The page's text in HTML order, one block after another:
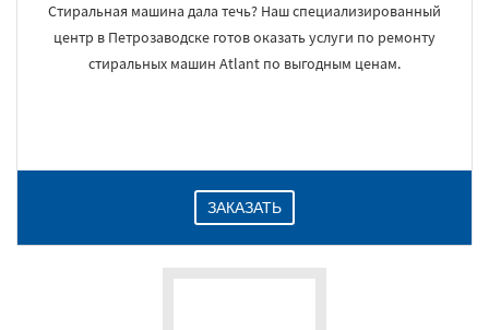
Стиральная машина дала течь? Наш специализированный
центр в Петрозаводске готов оказать услуги по ремонту
стиральных машин Atlant по выгодным ценам.
ЗАКАЗАТЬ